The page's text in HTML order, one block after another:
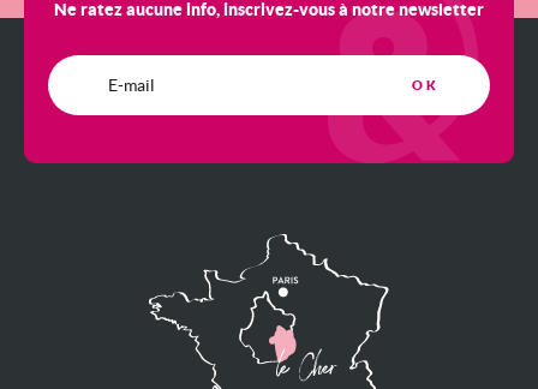
Ne ratez aucune info, inscrivez-vous à notre newsletter